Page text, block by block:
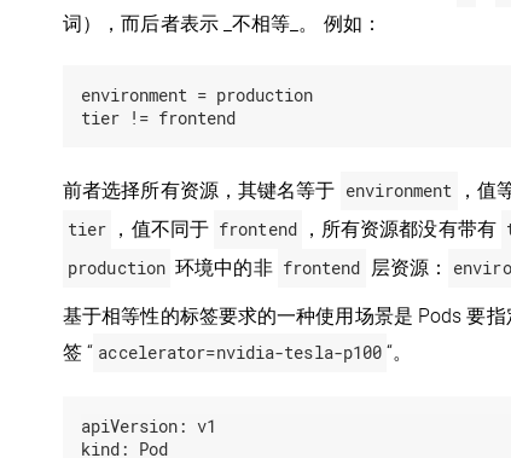
词），而后者表示 _不相等_。 例如：
environment = production
前者选择所有资源，其键名等于 environment ，值
tier ，值不同于 frontend ，所有资源都没有带有
production 环境中的非 frontend 层资源：
基于相等性的标签要求的一种使用场景是 Pods 要
签 “ accelerator=nvidia-tesla-p100 “。
apiVersion: v1
kind: Pod